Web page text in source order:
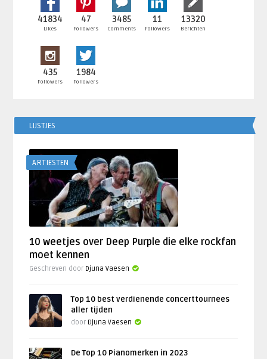
41834
Likes
47
Followers
3485
Comments
11
Followers
13320
Berichten
435
Followers
1984
Followers
LIJSTJES
ARTIESTEN
10 weetjes over Deep Purple die elke rockfan
moet kennen
Geschreven door Djuna Vaesen
Top 10 best verdienende concerttournees
aller tijden
door Djuna Vaesen
De Top 10 Pianomerken in 2023